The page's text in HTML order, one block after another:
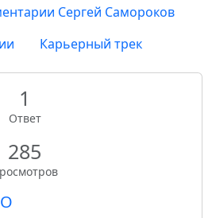
Сергей Самороков
Карьерный трек
1
Ответ
285